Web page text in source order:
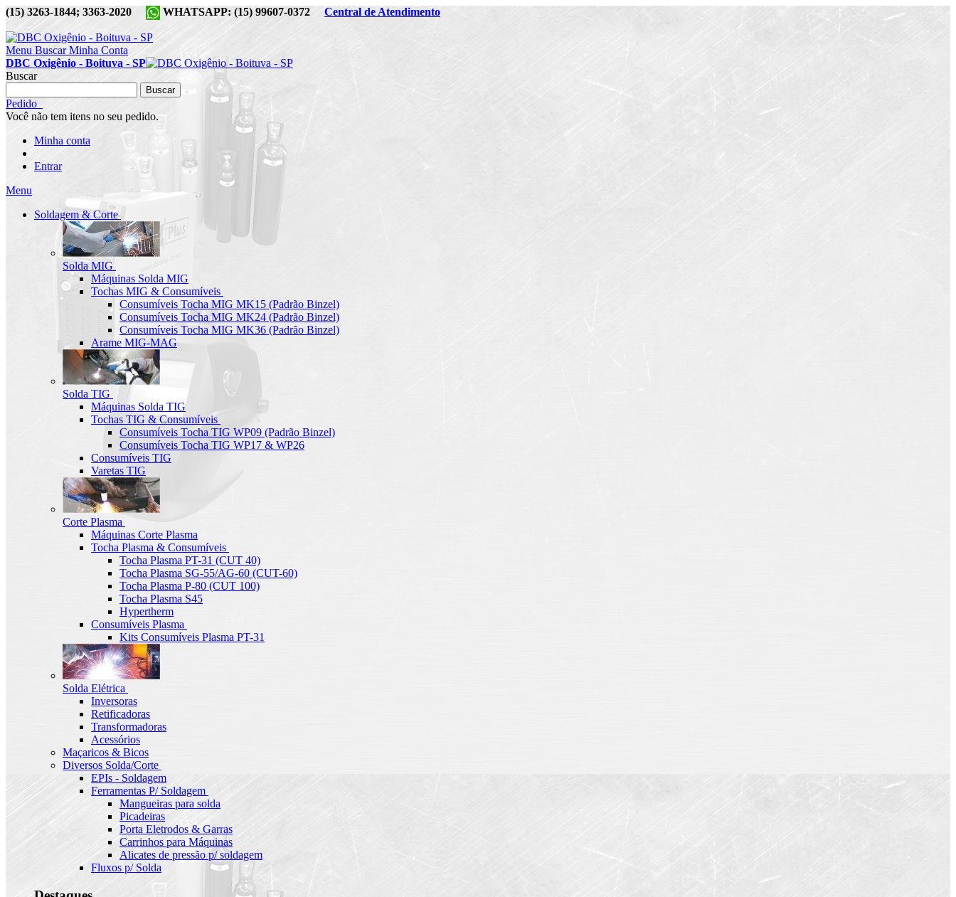
(15) 3263-1844; 3363-2020 WHATSAPP: (15) 99607-0372 Central de Atendimento
Menu Buscar Minha Conta
DBC Oxigênio - Boituva - SP
Buscar
Buscar
Pedido
Você não tem itens no seu pedido.
Minha conta
Entrar
Menu
Soldagem & Corte
Solda MIG
Máquinas Solda MIG
Tochas MIG & Consumíveis
Consumíveis Tocha MIG MK15 (Padrão Binzel)
Consumíveis Tocha MIG MK24 (Padrão Binzel)
Consumíveis Tocha MIG MK36 (Padrão Binzel)
Arame MIG-MAG
Solda TIG
Máquinas Solda TIG
Tochas TIG & Consumíveis
Consumíveis Tocha TIG WP09 (Padrão Binzel)
Consumíveis Tocha TIG WP17 & WP26
Consumíveis TIG
Varetas TIG
Corte Plasma
Máquinas Corte Plasma
Tocha Plasma & Consumíveis
Tocha Plasma PT-31 (CUT 40)
Tocha Plasma SG-55/AG-60 (CUT-60)
Tocha Plasma P-80 (CUT 100)
Tocha Plasma S45
Hypertherm
Consumíveis Plasma
Kits Consumíveis Plasma PT-31
Solda Elétrica
Inversoras
Retificadoras
Transformadoras
Acessórios
Maçaricos & Bicos
Diversos Solda/Corte
EPIs - Soldagem
Ferramentas P/ Soldagem
Mangueiras para solda
Picadeiras
Porta Eletrodos & Garras
Carrinhos para Máquinas
Alicates de pressão p/ soldagem
Fluxos p/ Solda